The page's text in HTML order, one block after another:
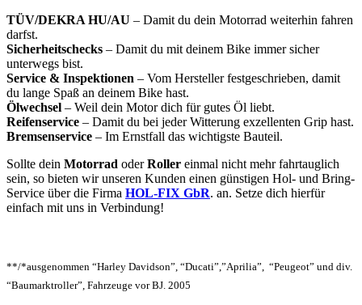
TÜV/DEKRA HU/AU – Damit du dein Motorrad weiterhin fahren
darfst.
Sicherheitschecks – Damit du mit deinem Bike immer sicher
unterwegs bist.
Service & Inspektionen – Vom Hersteller festgeschrieben, damit
du lange Spaß an deinem Bike hast.
Ölwechsel – Weil dein Motor dich für gutes Öl liebt.
Reifenservice – Damit du bei jeder Witterung exzellenten Grip hast.
Bremsenservice – Im Ernstfall das wichtigste Bauteil.
Sollte dein Motorrad oderRoller einmal nicht mehr fahrtauglich
sein, so bieten wir unseren Kunden einen günstigen Hol- und Bring-
Service über die Firma HOL-FIX GbR. an. Setze dich hierfür
einfach mit uns in Verbindung!
**/*ausgenommen “Harley Davidson”, “Ducati”,”Aprilia”, “Peugeot” und div.
“Baumarktroller”, Fahrzeuge vor BJ. 2005